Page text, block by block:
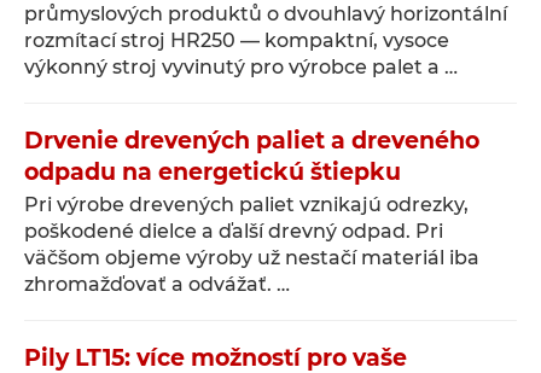
průmyslových produktů o dvouhlavý horizontální
rozmítací stroj HR250 — kompaktní, vysoce
výkonný stroj vyvinutý pro výrobce palet a …
Drvenie drevených paliet a dreveného
odpadu na energetickú štiepku
Pri výrobe drevených paliet vznikajú odrezky,
poškodené dielce a ďalší drevný odpad. Pri
väčšom objeme výroby už nestačí materiál iba
zhromažďovať a odvážať. …
Pily LT15: více možností pro vaše